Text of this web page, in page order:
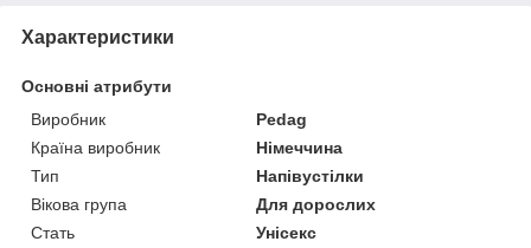
Характеристики
Основні атрибути
Виробник
Pedag
Країна виробник
Німеччина
Тип
Напівустілки
Вікова група
Для дорослих
Стать
Унісекс